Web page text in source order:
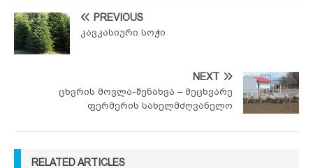
PREVIOUS
კავკასიური სოჭი
NEXT
ცხვრის მოვლა-შენახვა – მეცხვარე
ფერმერის სახელმძღვანელო
RELATED ARTICLES